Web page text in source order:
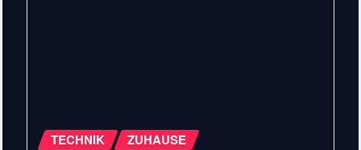
TECHNIK ZUHAUSE